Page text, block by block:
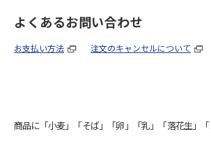
よくあるお問い合わせ
お支払い方法 注文のキャンセルについて
商品に「小麦」「そば」「卵」「乳」「落花生」